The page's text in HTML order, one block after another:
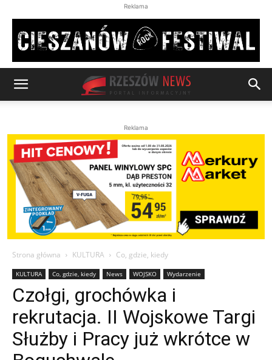
Reklama
Reklama
Strona główna KULTURA Co, gdzie, kiedy
KULTURA Co, gdzie, kiedy News WOJSKO Wydarzenie
Czołgi, grochówka i
rekrutacja. II Wojskowe Targi
Służby i Pracy już wkrótce w